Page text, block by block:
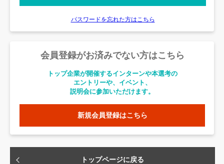
パスワードを忘れた方はこちら
会員登録がお済みでない方はこちら
トップ企業が開催するインターンや本選考の
エントリーや、イベント、
説明会に参加いただけます。
新規会員登録はこちら
トップページに戻る